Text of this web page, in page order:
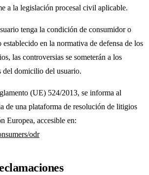
a la legislación procesal civil aplicable.
tenga la condición de consumidor o
en la normativa de defensa de los
las controversias se someterán a los
del domicilio del usuario.
(UE) 524/2013, se informa al
de una plataforma de resolución de litigios
Europea, accesible en:
odr